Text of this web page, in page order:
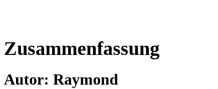
Zusammenfassung
Autor: Raymond